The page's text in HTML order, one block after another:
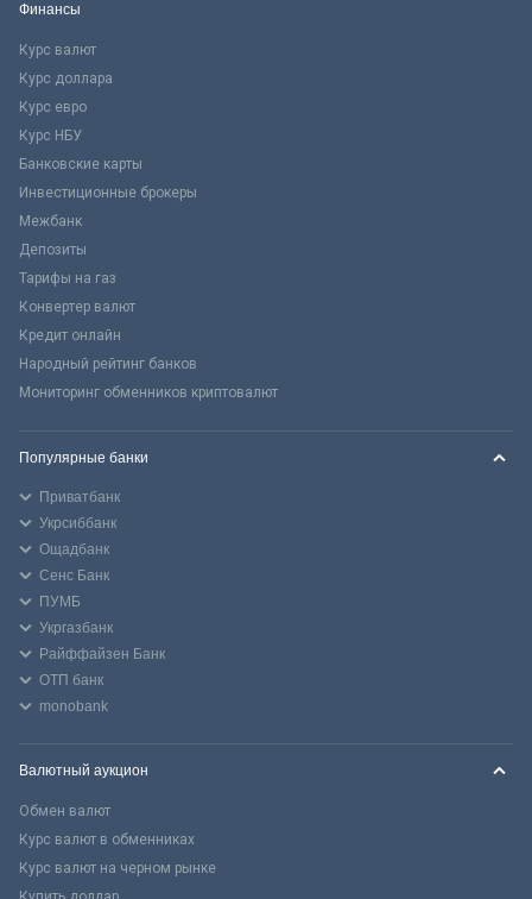
Финансы
Курс валют
Курс доллара
Курс евро
Курс НБУ
Банковские карты
Инвестиционные брокеры
Межбанк
Депозиты
Тарифы на газ
Конвертер валют
Кредит онлайн
Народный рейтинг банков
Мониторинг обменников криптовалют
Популярные банки
Приватбанк
Укрсиббанк
Ощадбанк
Сенс Банк
ПУМБ
Укргазбанк
Райффайзен Банк
ОТП банк
monobank
Валютный аукцион
Обмен валют
Курс валют в обменниках
Курс валют на черном рынке